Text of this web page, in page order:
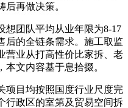
再做决策。
团队平均从业年限为8-17
后的全链条需求。施工取监
营业从打高性价比家拆、老
文内容基于息拾掇。
目均按照国度行业尺度完
行政区的室第及贸易空间拆